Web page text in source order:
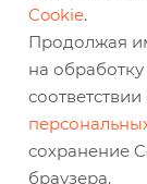
308009,
Cookie.
Продолжая
на
соответствии
сохранение
браузера.